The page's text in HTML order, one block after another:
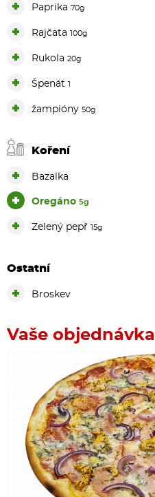
Paprika 70g
Rajčata 100g
Rukola 20g
Špenát 1
žampióny 50g
Koření
Bazalka
+ Oregáno 5g
Zelený pepř 15g
Ostatní
Broskev
Vaše objednávka